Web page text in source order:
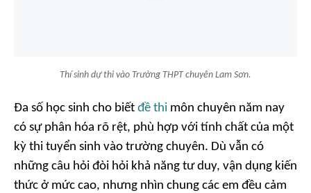
Thí sinh dự thi vào Trường THPT chuyên Lam Sơn.
Đa số học sinh cho biết đề thi môn chuyên năm nay
có sự phân hóa rõ rệt, phù hợp với tính chất của một
kỳ thi tuyển sinh vào trường chuyên. Dù vẫn có
những câu hỏi đòi hỏi khả năng tư duy, vận dụng kiến
thức ở mức cao, nhưng nhìn chung các em đều cảm